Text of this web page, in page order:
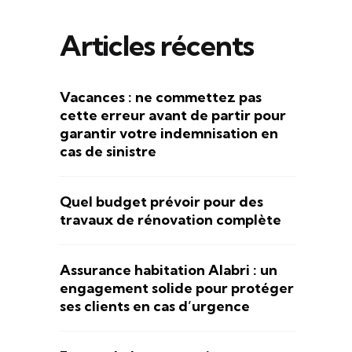
Articles récents
Vacances : ne commettez pas
cette erreur avant de partir pour
garantir votre indemnisation en
cas de sinistre
Quel budget prévoir pour des
travaux de rénovation complète
Assurance habitation Alabri : un
engagement solide pour protéger
ses clients en cas d’urgence